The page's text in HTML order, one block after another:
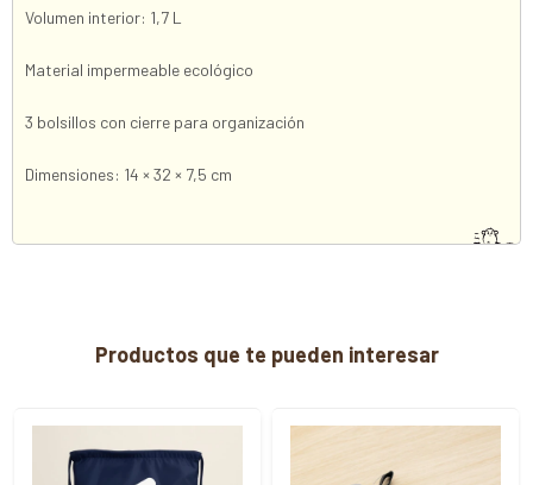
Volumen interior: 1,7 L
Material impermeable ecológico
3 bolsillos con cierre para organización
Dimensiones: 14 × 32 × 7,5 cm
Productos que te pueden interesar